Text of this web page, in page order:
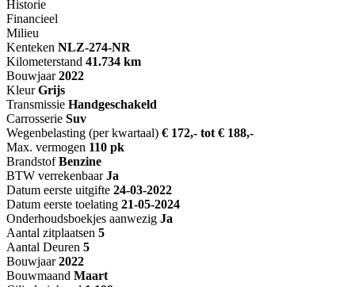
Historie
Financieel
Milieu
Kenteken NLZ-274-NR
Kilometerstand 41.734 km
Bouwjaar 2022
Kleur Grijs
Transmissie Handgeschakeld
Carrosserie Suv
Wegenbelasting (per kwartaal) € 172,- tot € 188,-
Max. vermogen 110 pk
Brandstof Benzine
BTW verrekenbaar Ja
Datum eerste uitgifte 24-03-2022
Datum eerste toelating 21-05-2024
Onderhoudsboekjes aanwezig Ja
Aantal zitplaatsen 5
Aantal Deuren 5
Bouwjaar 2022
Bouwmaand Maart